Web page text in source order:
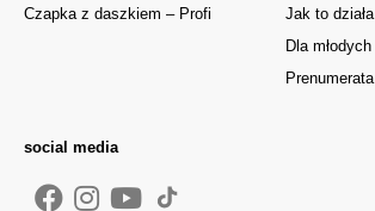
Jak to działa
Dla młodych
Prenumerata
Czapka z daszkiem – Profi
social media